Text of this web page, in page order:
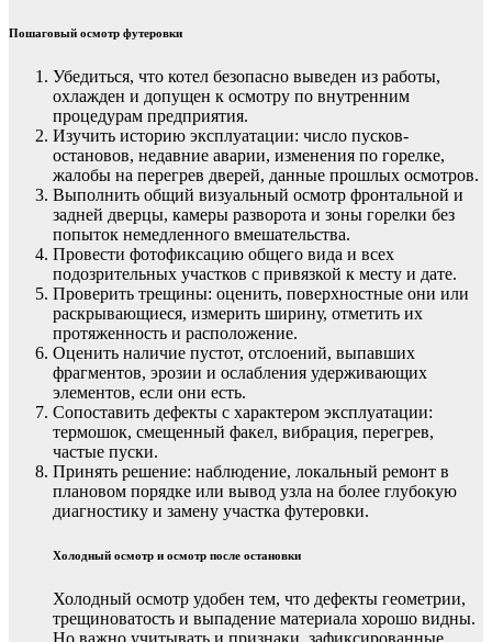
Пошаговый осмотр футеровки
Убедиться, что котел безопасно выведен из работы,
охлажден и допущен к осмотру по внутренним
процедурам предприятия.
Изучить историю эксплуатации: число пусков-
остановов, недавние аварии, изменения по горелке,
жалобы на перегрев дверей, данные прошлых осмотров.
Выполнить общий визуальный осмотр фронтальной и
задней дверцы, камеры разворота и зоны горелки без
попыток немедленного вмешательства.
Провести фотофиксацию общего вида и всех
подозрительных участков с привязкой к месту и дате.
Проверить трещины: оценить, поверхностные они или
раскрывающиеся, измерить ширину, отметить их
протяженность и расположение.
Оценить наличие пустот, отслоений, выпавших
фрагментов, эрозии и ослабления удерживающих
элементов, если они есть.
Сопоставить дефекты с характером эксплуатации:
термошок, смещенный факел, вибрация, перегрев,
частые пуски.
Принять решение: наблюдение, локальный ремонт в
плановом порядке или вывод узла на более глубокую
диагностику и замену участка футеровки.
Холодный осмотр и осмотр после остановки
Холодный осмотр удобен тем, что дефекты геометрии,
трещиноватость и выпадение материала хорошо видны.
Но важно учитывать и признаки, зафиксированные